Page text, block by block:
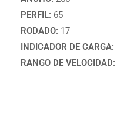
PERFIL:65
RODADO:17
INDICADOR DE CARGA:
RANGO DE VELOCIDAD: